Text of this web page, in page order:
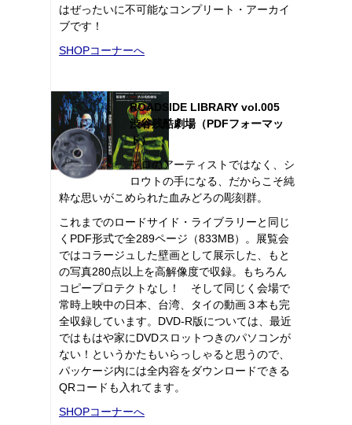
はぜったいに不可能なコンプリート・アーカイ
ブです！
SHOPコーナーへ
ROADSIDE LIBRARY vol.005
渋谷残酷劇場（PDFフォーマッ
ト）
プロのアーティストではなく、シ
ロウトの手になる、だからこそ純
粋な思いがこめられた血みどろの彫刻群。
これまでのロードサイド・ライブラリーと同じ
くPDF形式で全289ページ（833MB）。展覧会
ではコラージュした壁画として展示した、もと
の写真280点以上を高解像度で収録。もちろん
コピープロテクトなし！ そして同じく会場で
常時上映中の日本、台湾、タイの動画３本も完
全収録しています。DVD-R版については、最近
ではもはや家にDVDスロットつきのパソコンが
ない！というかたもいらっしゃると思うので、
パッケージ内には全内容をダウンロードできる
QRコードも入れてます。
SHOPコーナーへ